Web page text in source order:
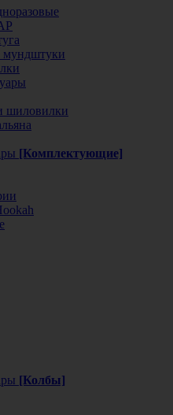
мундштуки
шиловилки
[Комплектующие]
[Колбы]